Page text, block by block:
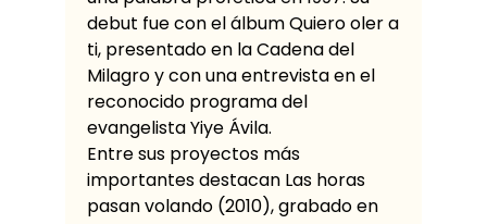
debut fue con el álbum Quiero oler a
ti, presentado en la Cadena del
Milagro y con una entrevista en el
reconocido programa del
evangelista Yiye Ávila.
Entre sus proyectos más
importantes destacan Las horas
pasan volando (2010), grabado en